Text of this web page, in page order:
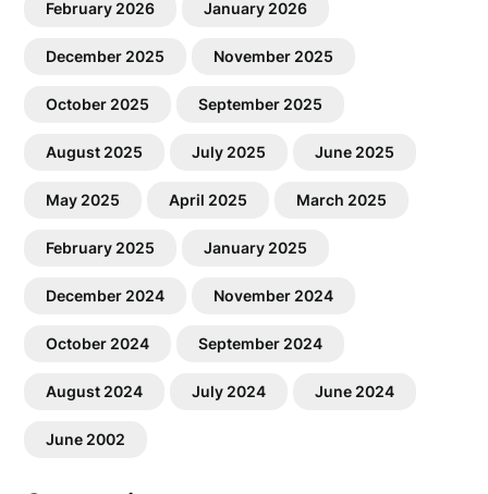
February 2026 January 2026
December 2025 November 2025
October 2025 September 2025
August 2025 July 2025 June 2025
May 2025 April 2025 March 2025
February 2025 January 2025
December 2024 November 2024
October 2024 September 2024
August 2024 July 2024 June 2024
June 2002